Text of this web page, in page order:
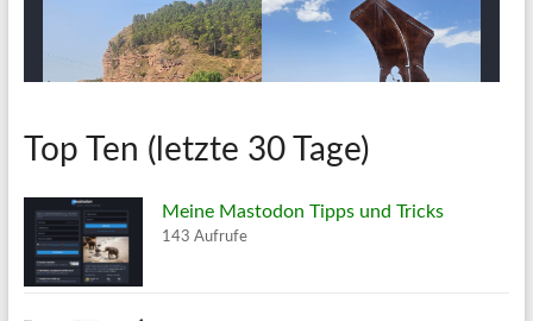
Top Ten (letzte 30 Tage)
Meine Mastodon Tipps und Tricks
143 Aufrufe